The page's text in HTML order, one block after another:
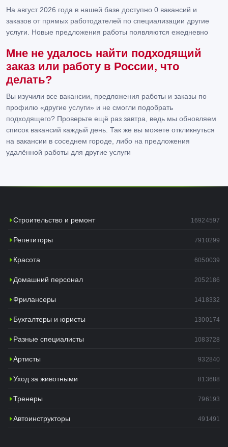
На август 2026 года в нашей базе доступно 0 вакансий и
заказов от прямых работодателей по специализации другие
услуги. Новые предложения работы появляются ежедневно
Мне не удалось найти подходящий
заказ или работу в России, что
делать?
Вы изучили все вакансии, предложения работы и заказы по
профилю «другие услуги» и не смогли подобрать
подходящего? Проверьте ещё раз завтра, ведь мы обновляем
список вакансий каждый день. Так же вы можете откликнуться
на вакансии в соседнем городе, либо на предложения
удалённой работы для другие услуги
Строительство и ремонт 16924597
Репетиторы 7910299
Красота 6050039
Домашний персонал 2052186
Фрилансеры 1418332
Бухгалтеры и юристы 1300174
Разные специалисты 1083728
Артисты 932840
Уход за животными 813688
Тренеры 796193
Автоинструкторы 491491